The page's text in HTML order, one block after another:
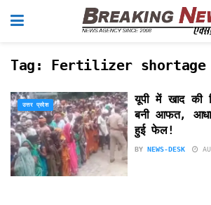
Tag: Fertilizer shortage
उत्तर प्रदेश
यूपी में खाद की
बनी आफत,
हुई फेल!
BY NEWS-DESK